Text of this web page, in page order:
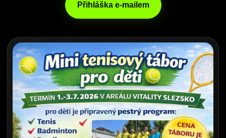
Přihláška e-mailem